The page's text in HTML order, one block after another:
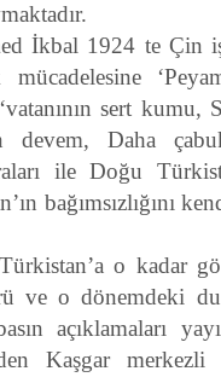
İkbal 1924 te Çin
mücadelesine
sert kumu,
Daha
ile Doğu
bağımsızlığını
o kadar
ve o dönemdeki
açıklamaları
Kaşgar